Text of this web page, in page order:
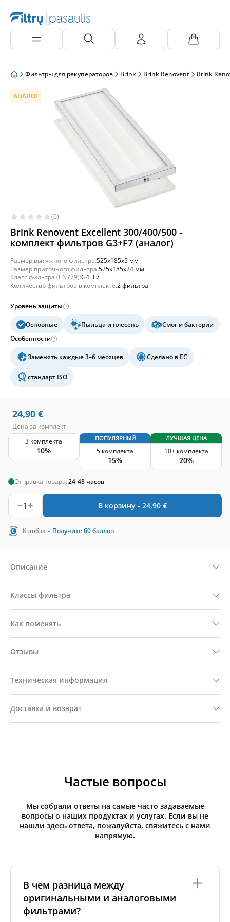
Фильтры для рекуператоров Brink Brink Renovent Brink
АНАЛОГ
(0)
Brink Renovent Excellent 300/400/500 -
комплект фильтров G3+F7 (аналог)
Размер вытяжного фильтра:525x185x5 мм
Размер приточного фильтра:525x185x24 мм
Класс фильтра (EN779):G4+F7
Количество фильтров в комплекте:2 фильтра
Уровень защиты
Основные Пыльца и плесень
Смог и бактерии
Особенности
Заменять каждые 3–6 месяцев Сделано в ЕС
стандарт ISO
24,90 €
Цена за комплект
3 комплекта
10%
ПОПУЛЯРНЫЙ
5 комплекта
15%
ЛУЧШАЯ ЦЕНА
10+ комплекта
20%
Отправка товара:24-48 часов
1 В корзину - 24,90 €
Кэшбэк - Получите60баллов
Описание
Классы фильтра
Как поменять
Отзывы
Техническая информация
Доставка и возврат
Частые вопросы
Мы собрали ответы на самые часто задаваемые
вопросы о наших продуктах и услугах. Если вы не
нашли здесь ответа, пожалуйста, свяжитесь с нами
напрямую.
В чем разница между
оригинальными и аналоговыми
фильтрами?